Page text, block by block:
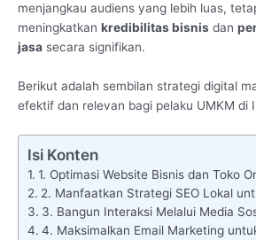
menjangkau audiens yang lebih luas,
meningkatkan kredibilitas bisnis dan
jasa secara signifikan.
Berikut adalah sembilan strategi digital
efektif dan relevan bagi pelaku UMKM di
Isi Konten
1. Optimasi Website Bisnis dan Toko
2. Manfaatkan Strategi SEO Lokal
3. Bangun Interaksi Melalui Media
4. Maksimalkan Email Marketing